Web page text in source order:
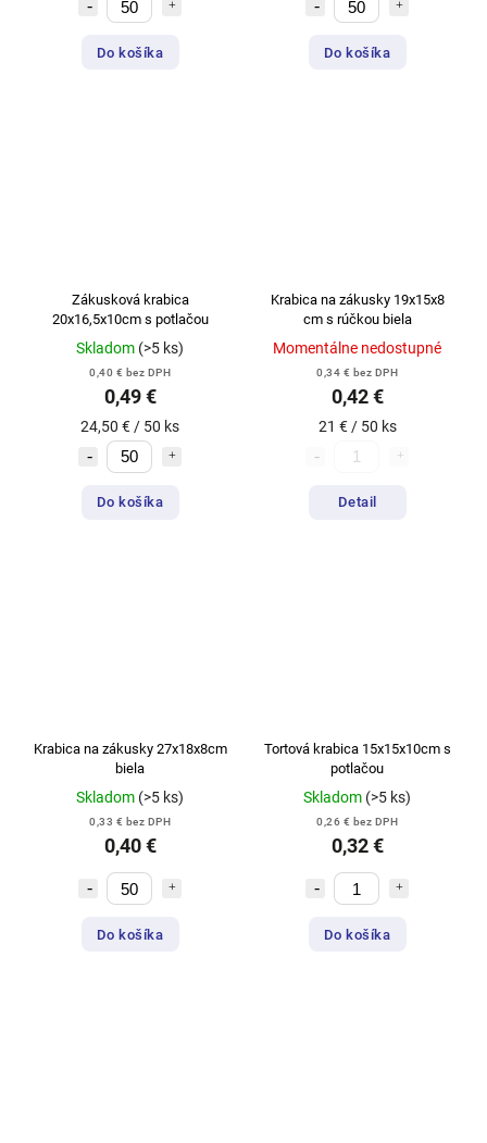
Do košíka Do košíka
Zákusková krabica
20x16,5x10cm s potlačou
Skladom (>5 ks)
0,40 € bez DPH
0,49 €
24,50 € / 50 ks
Do košíka
Krabica na zákusky 19x15x8
cm s rúčkou biela
Momentálne nedostupné
0,34 € bez DPH
0,42 €
21 € / 50 ks
Detail
Krabica na zákusky 27x18x8cm
biela
Skladom (>5 ks)
0,33 € bez DPH
0,40 €
Do košíka
Tortová krabica 15x15x10cm s
potlačou
Skladom (>5 ks)
0,26 € bez DPH
0,32 €
Do košíka